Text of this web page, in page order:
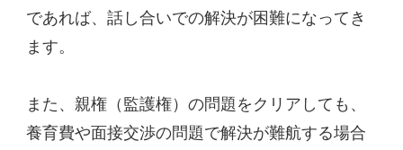
であれば、話し合いでの解決が困難になってき
ます。
また、親権（監護権）の問題をクリアしても、
養育費や面接交渉の問題で解決が難航する場合